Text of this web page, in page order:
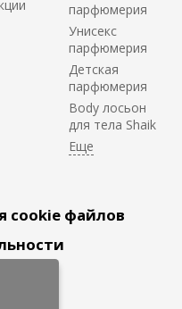
парфюмерия
Унисекс
парфюмерия
Детская
парфюмерия
Body лосьон
для тела Shaik
cookie файлов